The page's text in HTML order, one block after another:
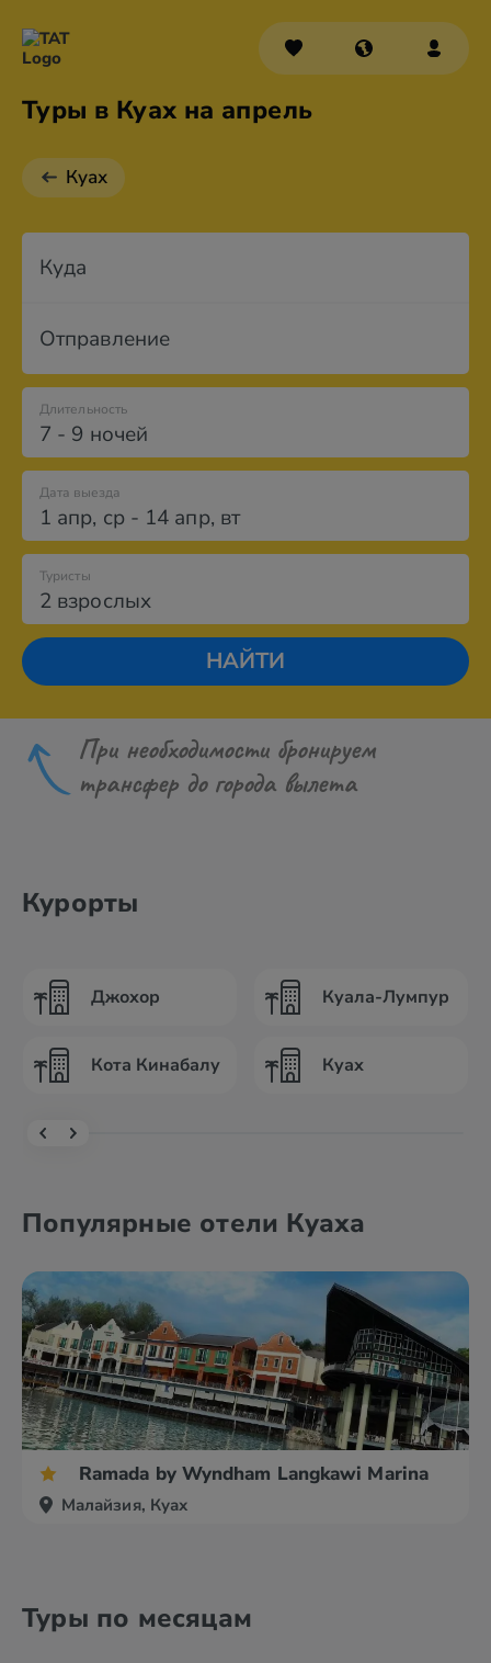
Туры в Куах на апрель
Куах
Куда
Отправление
7 - 9 ночей
Длительность
Дата выезда
1 апр, ср- 14 апр, вт
2 взрослых
Туристы
НАЙТИ
При необходимости бронируем
трансфер до города вылета
Курорты
Джохор
Кота Кинабалу
Куала-Лумпур
Куах
Популярные отели Куаха
Ramada by Wyndham Langkawi Marina
Малайзия, Куах
Туры по месяцам